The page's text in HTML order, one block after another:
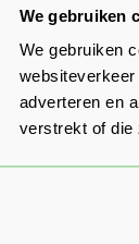
We gebruiken
We gebruiken
adverteren en
verstrekt of die